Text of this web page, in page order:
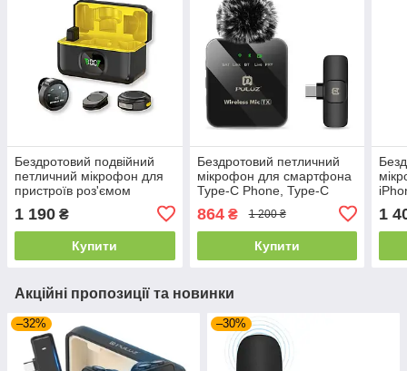
Бездротовий подвійний
петличний мікрофон для
пристроїв роз'ємом
шумоподавленням
1 190 ₴
Купити
Бездротовий петличний
мікрофон для смартфона
Type-C Phone, Type-C
Receiver PULUZ PU646B /
Мікрофон петличка
864₴ 1 200 ₴
Купити
1
Акційні пропозиції та новинки
–32% –30%